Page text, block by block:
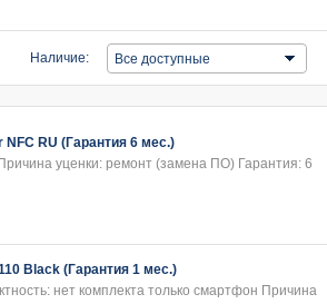
Наличие: Все доступные
RU (Гарантия 6 мес.)
уценки: ремонт (замена ПО) Гарантия: 6
Black (Гарантия 1 мес.)
нет комплекта только смартфон Причина